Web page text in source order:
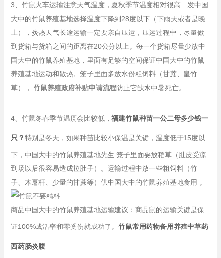
3、竹鼠火车运输注意天气温度，夏秋季节温度相对很高，发中国
大中的竹鼠养殖基地选择温度下降到28度以下（下雨天或者是晚
上），炎热天气长途运输一定要亲自压运，压运过程中，尽量做
到货箱与货箱之间的距离在20公分以上。每一个货箱尽量少放中
国大中的竹鼠养殖基地，里面有足够的空间保证中国大中的竹鼠
养殖基地运动和散热。笼子里面多放水份粗饲料（甘蔗、皇竹
草），
竹鼠养殖政府补贴申请流程防止它缺水中暑死亡。
4、竹鼠冬春季节温度会比较低， 福建竹鼠种苗一公二母多少钱一
只？特别是冬天，如果种苗比较小保温是关键，温度低于15度以
下，中国大中的竹鼠养殖基地先生 笼子里面要放稻草（肚皮受凉
到场以后很容易造成拉肚子）。运输过程中放一些粗饲料（竹
子、木薯杆、少量的甘蔗等）供中国大中的竹鼠养殖基地食用 。
商品中国大中的竹鼠养殖基地运输建议：商品鼠的运输关键是保
证100%成活率和零受伤就成功了。 竹鼠常用药物备用养殖中草药
西药肠炎腹